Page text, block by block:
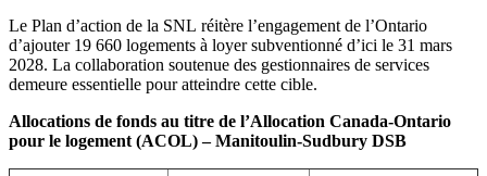
Le Plan d’action de la SNL réitère l’engagement de l’Ontario
d’ajouter 19 660 logements à loyer subventionné d’ici le 31 mars
2028. La collaboration soutenue des gestionnaires de services
demeure essentielle pour atteindre cette cible.
Allocations de fonds au titre de l’Allocation Canada-Ontario
pour le logement (ACOL) – Manitoulin-Sudbury DSB